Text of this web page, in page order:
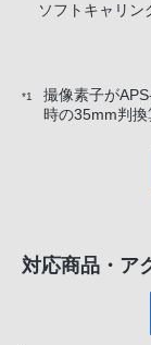
ソフトキャリン
*1
撮像素子が
時の35mm判
対応商品・ア